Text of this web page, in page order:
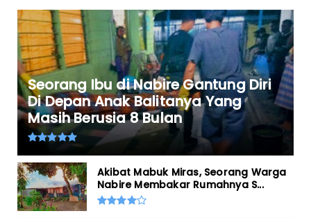
Seorang Ibu di Nabire Gantung Diri
Di Depan Anak Balitanya Yang
Masih Berusia 8 Bulan
Akibat Mabuk Miras, Seorang Warga
Nabire Membakar Rumahnya S...